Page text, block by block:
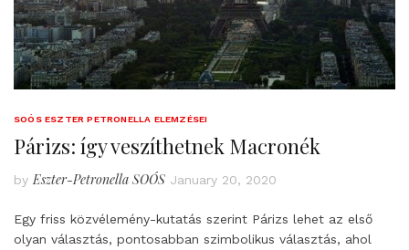
SOÓS ESZTER PETRONELLA ELEMZÉSEI
Párizs: így veszíthetnek Macronék
by Eszter-Petronella SOÓS January 20, 2020
Egy friss közvélemény-kutatás szerint Párizs lehet az első
olyan választás, pontosabban szimbolikus választás, ahol